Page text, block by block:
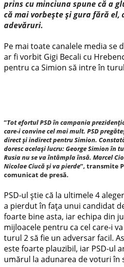
prins cu minciuna spune că a
că mai vorbește și gura fără el,
adevăruri.
Pe mai toate canalele media se
ar fi vorbit Gigi Becali cu
pentru ca Simion să intre în
”Tot efortul PSD în campania
care-i convine cel mai mult. PSD
direct și indirect pentru Simion.
doresc același lucru: George Simion în
Rusia nu se va întâmpla însă. Marcel
Nicolae Ciucă și va pierde”, transmite
comunicat de presă.
PSD-ul știe că la ultimele 4
a pierdut în fața unui candidat
foarte bine asta, iar echipa din
mijloacele pentru ca cel care-i
turul 2 să fie un adversar facil.
este foarte plauzibil, iar PSD-ul
umărul la adunarea de voturi în